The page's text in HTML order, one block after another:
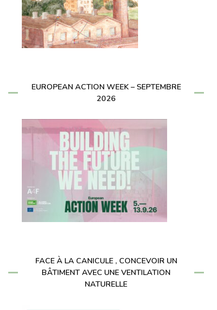
EUROPEAN ACTION WEEK – SEPTEMBRE
2026
FACE À LA CANICULE , CONCEVOIR UN
BÂTIMENT AVEC UNE VENTILATION
NATURELLE